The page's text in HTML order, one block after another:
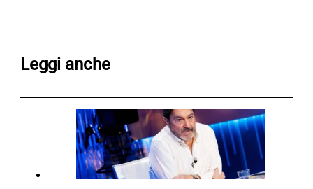
Leggi anche